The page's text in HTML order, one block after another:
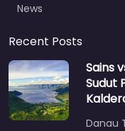
News
Recent Posts
Sains
Sudut
Danau